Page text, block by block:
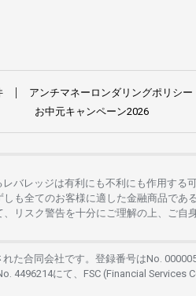
アンチマネーロンダリングポリシー
お中元キャンペーン2026
レバレッジは有利にも不利にも作用する
しも全てのお客様に適した金融商品であ
リスク警告を十分に ご理解の 上、 ご自
れた合同会社です。 登録番号はNo.
4496214にて、FSC (Financial Services